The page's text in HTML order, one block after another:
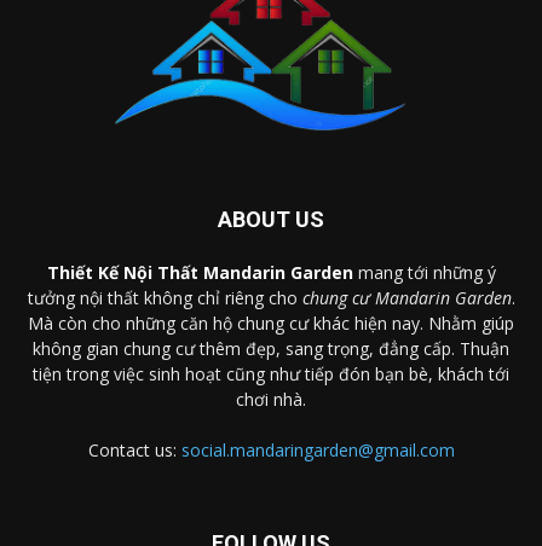
ABOUT US
Thiết Kế Nội Thất Mandarin Gardenmang tới những ý
tưởng nội thất không chỉ riêng cho chung cư Mandarin Garden.
Mà còn cho những căn hộ chung cư khác hiện nay. Nhằm giúp
không gian chung cư thêm đẹp, sang trọng, đẳng cấp. Thuận
tiện trong việc sinh hoạt cũng như tiếp đón bạn bè, khách tới
chơi nhà.
Contact us: social.mandaringarden@gmail.com